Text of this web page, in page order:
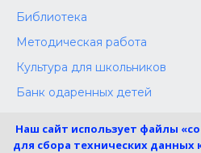
Библиотека
Методическая работа
Культура для школьников
Банк одаренных детей
Независимая оценка
Наш сайт использует файлы
для сбора технических данных